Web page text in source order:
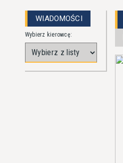
WIADOMOŚCI
Wybierz kierowcę: